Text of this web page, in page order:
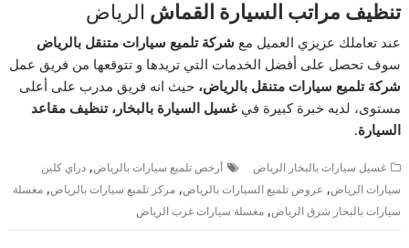
تنظيف مراتب السيارة القماش الرياض
عند تعاملك عزيزي العميل مع شركة تلميع سيارات متنقل بالرياض
سوف تحصل على أفضل الخدمات التي تريدها و تتوقعها من فريق عمل
شركة تلميع سيارات متنقل بالرياض، حيث انه فريق مدرب على أعلى
مستوى، لديه خبرة كبيرة فيغسيل السيارة بالبخار، تنظيف مقاعد
السيارة.
غسيل سيارات بالبخار الرياض أرخص تلميع سيارات بالرياض,دراي كلين
سيارات الرياض, عروض تلميع السيارات بالرياض,مركز تلميع سيارات بالرياض,مغسلة
سيارات بالبخار شرق الرياض,مغسلة سيارات غرب الرياض